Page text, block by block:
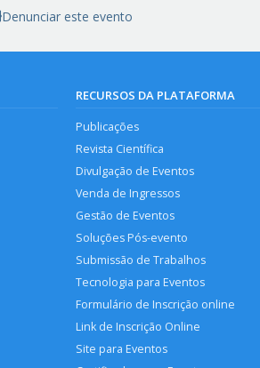
Denunciar este evento
RECURSOS DA PLATAFORMA
Publicações
Revista Científica
Divulgação de Eventos
Venda de Ingressos
Gestão de Eventos
Soluções Pós-evento
Submissão de Trabalhos
Tecnologia para Eventos
Formulário de Inscrição online
Link de Inscrição Online
Site para Eventos